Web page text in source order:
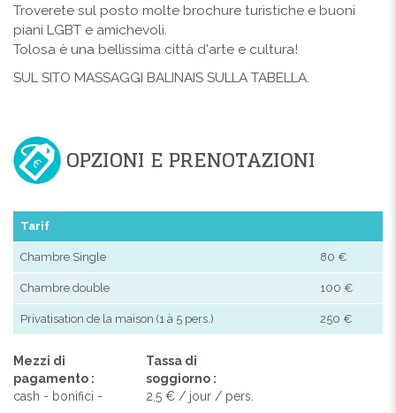
Troverete sul posto molte brochure turistiche e buoni
piani LGBT e amichevoli.
Tolosa è una bellissima città d'arte e cultura!
SUL SITO MASSAGGI BALINAIS SULLA TABELLA.
OPZIONI E PRENOTAZIONI
Tarif
Chambre Single 80 €
Chambre double 100 €
Privatisation de la maison (1 à 5 pers.) 250 €
Mezzi di
pagamento :
cash - bonifici -
Tassa di
soggiorno :
2,5 € / jour / pers.